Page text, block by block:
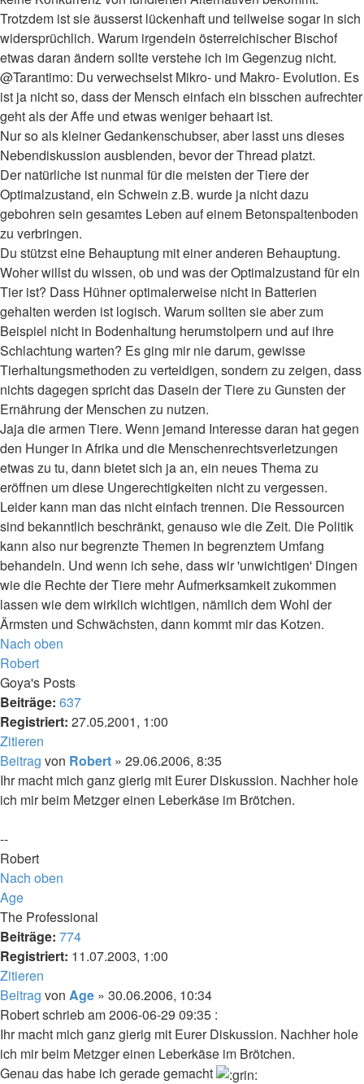
Trotzdem ist sie äusserst lückenhaft und teilweise sogar in sich
widersprüchlich. Warum irgendein österreichischer Bischof
etwas daran ändern sollte verstehe ich im Gegenzug nicht.
@Tarantimo: Du verwechselst Mikro- und Makro- Evolution. Es
ist ja nicht so, dass der Mensch einfach ein bisschen aufrechter
geht als der Affe und etwas weniger behaart ist.
Nur so als kleiner Gedankenschubser, aber lasst uns dieses
Nebendiskussion ausblenden, bevor der Thread platzt.
Der natürliche ist nunmal für die meisten der Tiere der
Optimalzustand, ein Schwein z.B. wurde ja nicht dazu
gebohren sein gesamtes Leben auf einem Betonspaltenboden
zu verbringen.
Du stützst eine Behauptung mit einer anderen Behauptung.
Woher willst du wissen, ob und was der Optimalzustand für ein
Tier ist? Dass Hühner optimalerweise nicht in Batterien
gehalten werden ist logisch. Warum sollten sie aber zum
Beispiel nicht in Bodenhaltung herumstolpern und auf ihre
Schlachtung warten? Es ging mir nie darum, gewisse
Tierhaltungsmethoden zu verteidigen, sondern zu zeigen, dass
nichts dagegen spricht das Dasein der Tiere zu Gunsten der
Ernährung der Menschen zu nutzen.
Jaja die armen Tiere. Wenn jemand Interesse daran hat gegen
den Hunger in Afrika und die Menschenrechtsverletzungen
etwas zu tu, dann bietet sich ja an, ein neues Thema zu
eröffnen um diese Ungerechtigkeiten nicht zu vergessen.
Leider kann man das nicht einfach trennen. Die Ressourcen
sind bekanntlich beschränkt, genauso wie die Zeit. Die Politik
kann also nur begrenzte Themen in begrenztem Umfang
behandeln. Und wenn ich sehe, dass wir 'unwichtigen' Dingen
wie die Rechte der Tiere mehr Aufmerksamkeit zukommen
lassen wie dem wirklich wichtigen, nämlich dem Wohl der
Ärmsten und Schwächsten, dann kommt mir das Kotzen.
Nach oben
Robert
Goya's Posts
Beiträge: 637
Registriert: 27.05.2001, 1:00
Zitieren
Beitrag von Robert » 29.06.2006, 8:35
Ihr macht mich ganz gierig mit Eurer Diskussion. Nachher hole
ich mir beim Metzger einen Leberkäse im Brötchen.
--
Robert
Nach oben
Age
The Professional
Beiträge: 774
Registriert: 11.07.2003, 1:00
Zitieren
Beitrag von Age » 30.06.2006, 10:34
Robert schrieb am 2006-06-29 09:35 :
Ihr macht mich ganz gierig mit Eurer Diskussion. Nachher hole
ich mir beim Metzger einen Leberkäse im Brötchen.
Genau das habe ich gerade gemacht